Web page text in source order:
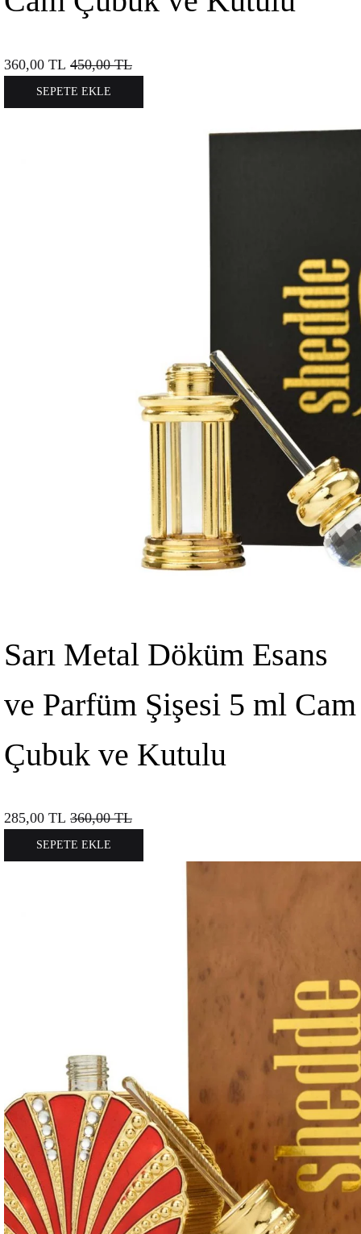
360,00 TL 450,00TL
SEPETE EKLE
Sarı Metal Döküm Esans
ve Parfüm Şişesi 5 ml Cam
Çubuk ve Kutulu
285,00 TL 360,00TL
SEPETE EKLE